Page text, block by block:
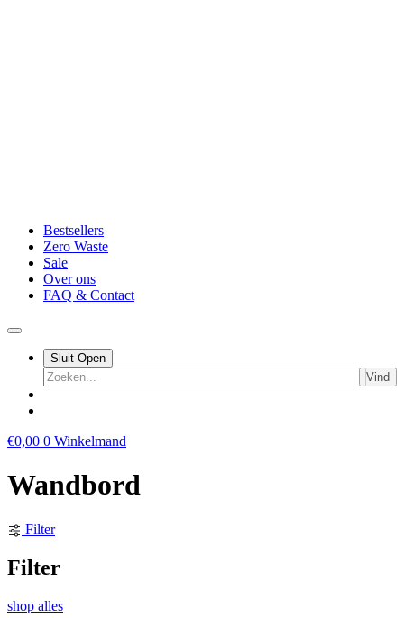
Bestsellers
Zero Waste
Sale
Over ons
FAQ & Contact
Sluit Open
Vind
€0,00 0 Winkelmand
Wandbord
Filter
Filter
shop alles